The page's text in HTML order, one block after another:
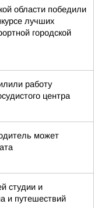
области победили
лучших
городской
работу
центра
может
студии и
и путешествий